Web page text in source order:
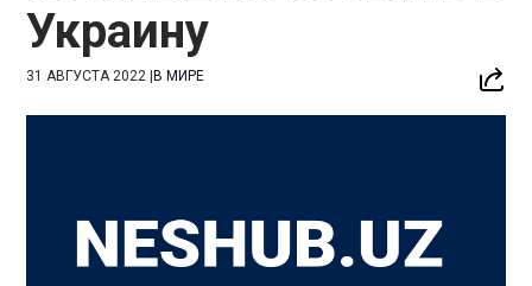
Украину
31 АВГУСТА 2022 |В МИРЕ